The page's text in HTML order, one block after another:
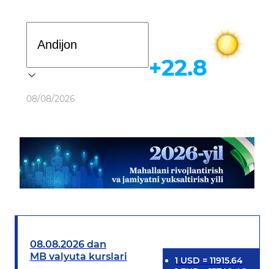
Ob-havo
08/08/2026
+22.8
08.08.2026 dan
MB valyuta kurslari
1 USD = 11915.64